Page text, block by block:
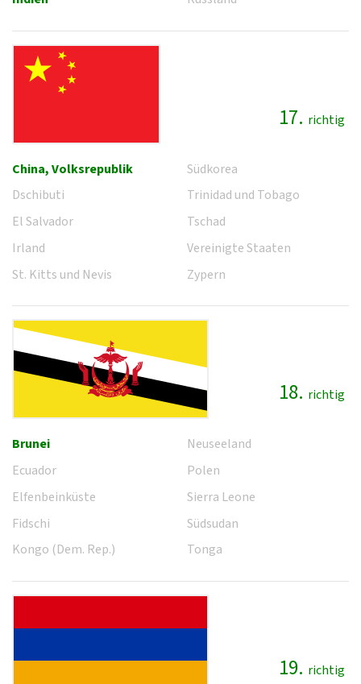
17. richtig
China, Volksrepublik
Dschibuti
El Salvador
Irland
St. Kitts und Nevis
Südkorea
Trinidad und Tobago
Tschad
Vereinigte Staaten
Zypern
18. richtig
Brunei
Ecuador
Elfenbeinküste
Fidschi
Kongo (Dem. Rep.)
Neuseeland
Polen
Sierra Leone
Südsudan
Tonga
19. richtig